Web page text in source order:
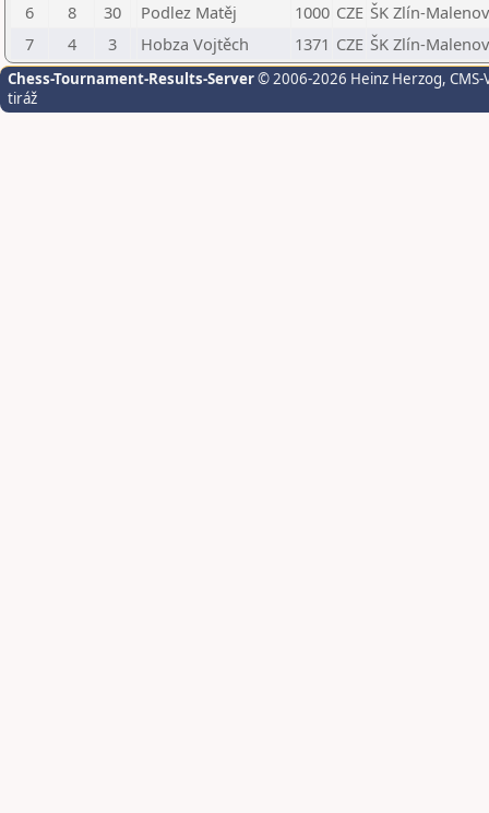
6
8 30 Podlez Matěj 1000 CZE ŠK Zlín-
7
4 3 Hobza Vojtěch 1371 CZE ŠK Zlín-
Chess-Tournament-Results-Server© 2006-2026 Heinz Herzog,
tiráž